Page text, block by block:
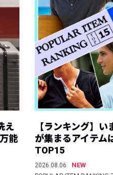
え
能
【ランキング】
が集まるアイテム
TOP15
2026.08.06
NEW